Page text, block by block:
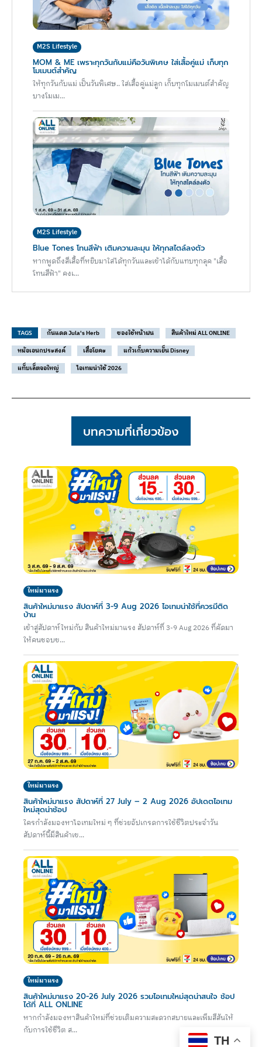
M2S Lifestyle
MOM & ME เพราะทุกวันกับแม่คือวันพิเศษ ใส่เสื้อคู่แม่ เก็บทุก
โมเมนต์สำคัญ
ให้ทุกวันกับแม่ เป็นวันพิเศษ.. ใส่เสื้อคู่แม่ลูก เก็บทุกโมเมนต์สำคัญ
บางโมเม...
M2S Lifestyle
Blue Tones โทนสีฟ้า เติมความละมุน ให้ทุกสไตล์ลงตัว
หากพูดถึงสีเสื้อที่หยิบมาใส่ได้ทุกวันและเข้าได้กับแทบทุกลุค "เสื้อ
โทนสีฟ้า" คงเ...
TAGS กันแดด Jula's Herb ของใช้หน้าฝน
สินค้าใหม่ ALL ONLINE
หม้อเอนกประสงค์
เสื่อโยคะ
แก้วเก็บความเย็น Disney
แท็บเล็ตจอใหญ่
ไอเทมน่าใช้ 2026
บทความที่เกี่ยวข้อง
ใหม่มาแรง
สินค้าใหม่มาแรง สัปดาห์ที่ 3-9 Aug 2026 ไอเทมน่าใช้ที่ควรมีติด
บ้าน
เข้าสู่สัปดาห์ใหม่กับ สินค้าใหม่มาแรง สัปดาห์ที่ 3-9 Aug 2026 ที่คัดมา
ให้คนชอบข...
ใหม่มาแรง
สินค้าใหม่มาแรง สัปดาห์ที่ 27 July – 2 Aug 2026 อัปเดตไอเทม
ใหม่สุดน่าช้อป
ใครกำลังมองหาไอเทมใหม่ ๆ ที่ช่วยอัปเกรดการใช้ชีวิตประจำวัน
สัปดาห์นี้มีสินค้าเข...
ใหม่มาแรง
สินค้าใหม่มาแรง 20-26 July 2026 รวมไอเทมใหม่สุดน่าสนใจ ช้อป
ได้ที่ ALL ONLINE
หากกำลังมองหาสินค้าใหม่ที่ช่วยเติมความสะดวกสบายและเพิ่มสีสันให้
กับการใช้ชีวิต ส...
TH